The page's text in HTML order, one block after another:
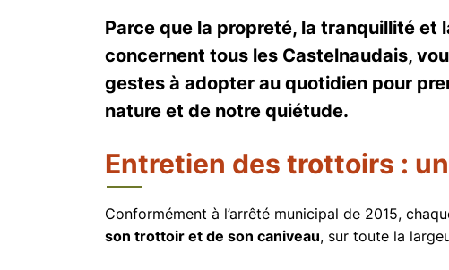
Parce que la propreté, la tranquillité et
concernent tous les Castelnaudais,
gestes à adopter au quotidien pour
nature et de notre quiétude.
Entretien des trottoirs :
Conformément à l’arrêté municipal de 2015,
son trottoir et de son caniveau, sur toute la